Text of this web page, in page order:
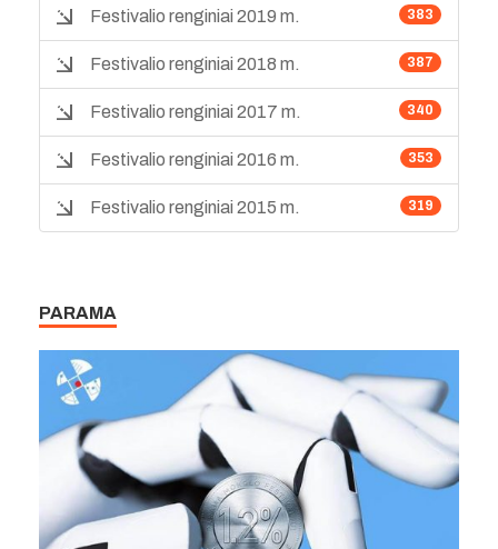
383
Festivalio renginiai 2019 m.
387
Festivalio renginiai 2018 m.
340
Festivalio renginiai 2017 m.
353
Festivalio renginiai 2016 m.
319
Festivalio renginiai 2015 m.
PARAMA